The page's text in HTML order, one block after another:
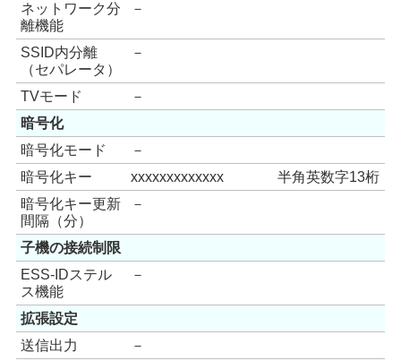
ネットワーク分
離機能
－
SSID内分離
（セパレータ）
－
TVモード
－
暗号化
暗号化モード
－
暗号化キー
xxxxxxxxxxxxx
半角英数字13桁
暗号化キー更新
間隔（分）
－
子機の接続制限
ESS-IDステル
ス機能
－
拡張設定
送信出力
－